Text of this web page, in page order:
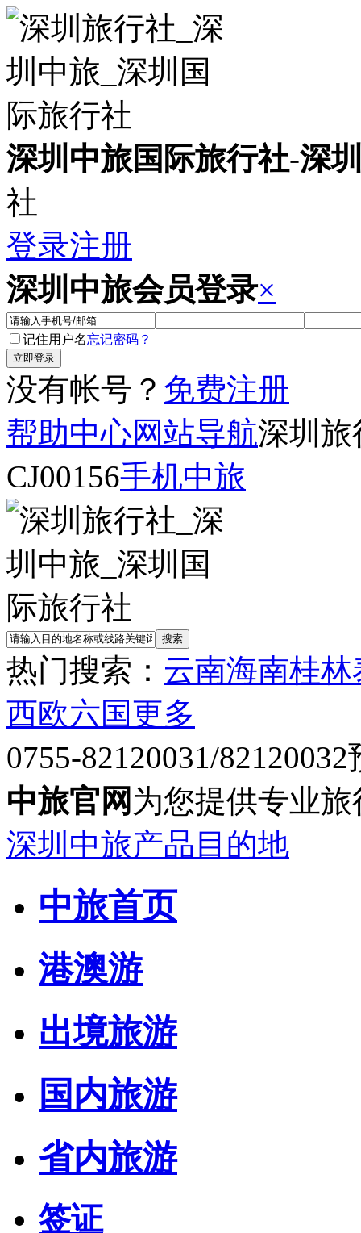
深圳中旅国际旅行社-深
社
登录注册
深圳中旅会员登录×
记住用户名忘记密码？
没有帐号？ 免费注册
帮助中心网站导航深圳旅
CJ00156手机中旅
热门搜索： 云南海南桂林
西欧六国更多
0755-82120031/82120032
中旅官网 为您提供专业
深圳中旅产品目的地
中旅首页
港澳游
出境旅游
国内旅游
省内旅游
签证